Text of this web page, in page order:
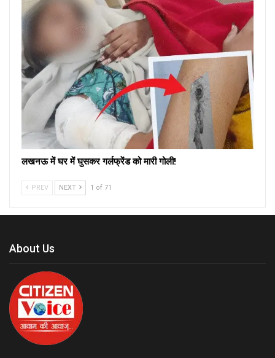
लखनऊ में घर में घुसकर गर्लफ्रेंड को मारी गोली!
PREV NEXT 1 of 71
About Us